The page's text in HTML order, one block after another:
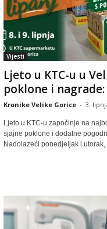
Vijesti
Ljeto u KTC-u u
poklone i
Kronike Velike Gorice - 3.
Ljeto u KTC-u započinje na
sjajne poklone i dodatne
Nadolazeći ponedjeljak i utorak,